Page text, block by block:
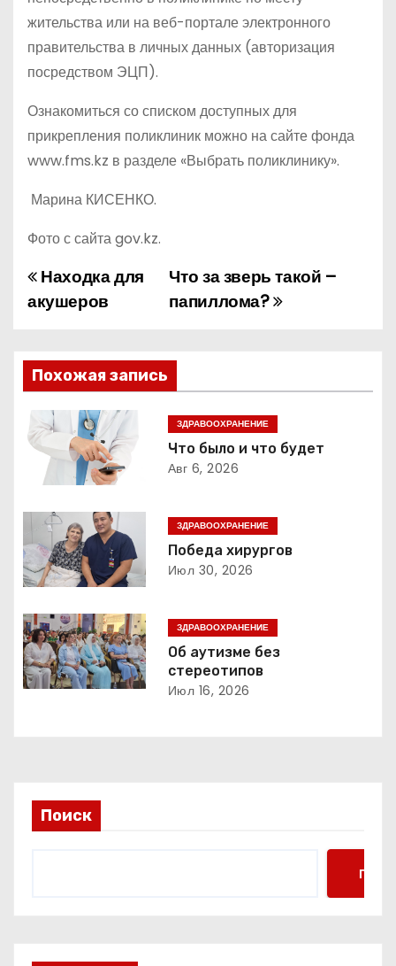
жительства или на веб-портале электронного
правительства в личных данных (авторизация
посредством ЭЦП).
Ознакомиться со списком доступных для
прикрепления поликлиник можно на сайте фонда
www.fms.kz в разделе «Выбрать поликлинику».
Марина КИСЕНКО.
Фото с сайта gov.kz.
Н
в
и
г
ц
и
я
п
о
з
и
с
Что за зверь такой –
папиллома?
Находка для
акушеров
Похожая запись
ЗДРАВООХРАНЕНИЕ
Что было и что будет
Авг 6, 2026
ЗДРАВООХРАНЕНИЕ
Победа хирургов
Июл 30, 2026
ЗДРАВООХРАНЕНИЕ
Об аутизме без
стереотипов
Июл 16, 2026
Поиск
Поиск